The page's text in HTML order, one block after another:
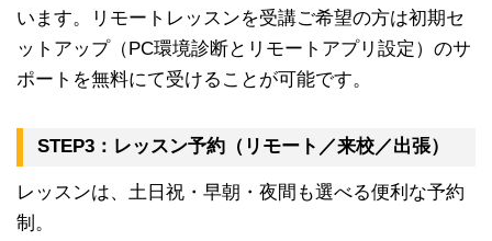
います。リモートレッスンを受講ご希望の方は初期セ
ットアップ（PC環境診断とリモートアプリ設定）のサ
ポートを無料にて受けることが可能です。
STEP3：レッスン予約（リモート／来校／出張）
レッスンは、土日祝・早朝・夜間も選べる便利な予約
制。